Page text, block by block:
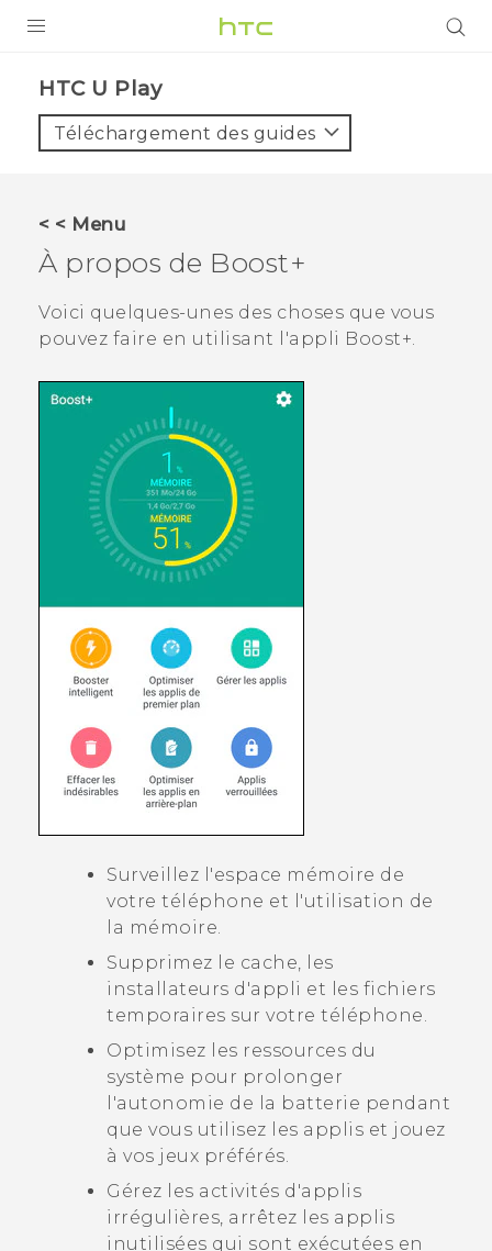
VIVE
ACCESSOIRES
ASSISTANCE
Appareils HTC & Accessoires
Connexion
HTC U Play‎
Téléchargement des guides
< < Menu
À propos de Boost+
Voici quelques-unes des choses que vous
pouvez faire en utilisant l'appli Boost+.
Surveillez l'espace mémoire de
votre téléphone et l'utilisation de
la mémoire.
Supprimez le cache, les
installateurs d'appli et les fichiers
temporaires sur votre téléphone.
Optimisez les ressources du
système pour prolonger
l'autonomie de la batterie pendant
que vous utilisez les applis et jouez
à vos jeux préférés.
Gérez les activités d'applis
irrégulières, arrêtez les applis
inutilisées qui sont exécutées en